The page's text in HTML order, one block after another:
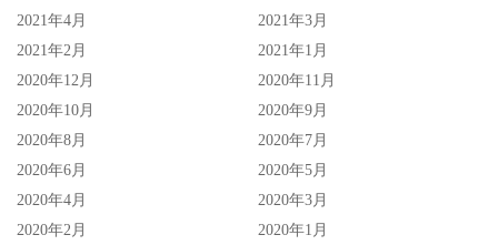
2021年4月
2021年3月
2021年2月
2021年1月
2020年12月
2020年11月
2020年10月
2020年9月
2020年8月
2020年7月
2020年6月
2020年5月
2020年4月
2020年3月
2020年2月
2020年1月